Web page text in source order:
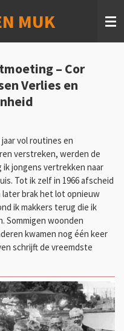
MUK
– Cor
Verlies en
vol routines en
verstreken, werden de
ik jongens vertrekken naar
Tot ik zelf in 1966 afscheid
later brak het lot opnieuw
ik makkers terug die ik
Sommigen woonden
kwamen nog één keer
schrijft de vreemdste